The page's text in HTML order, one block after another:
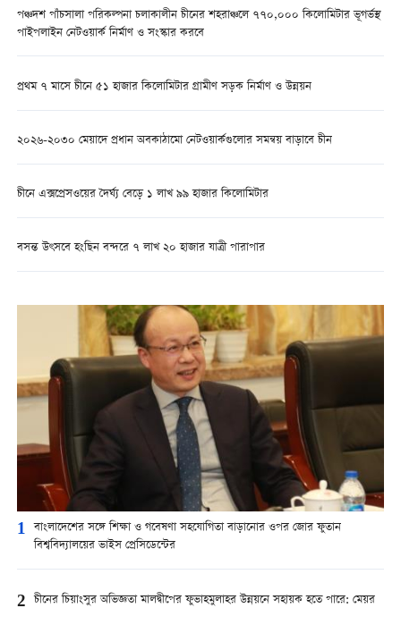
পঞ্চদশ পাঁচসালা পরিকল্পনা চলাকালীন চীনের শহরাঞ্চলে ৭৭০,০০০ কিলোমিটার ভূগর্ভস্থ
পাইপলাইন নেটওয়ার্ক নির্মাণ ও সংস্কার করবে
প্রথম ৭ মাসে চীনে ৫১ হাজার কিলোমিটার গ্রামীণ সড়ক নির্মাণ ও উন্নয়ন
২০২৬-২০৩০ মেয়াদে প্রধান অবকাঠামো নেটওয়ার্কগুলোর সমন্বয় বাড়াবে চীন
চীনে এক্সপ্রেসওয়ের দৈর্ঘ্য বেড়ে ১ লাখ ৯৯ হাজার কিলোমিটার
বসন্ত উৎসবে হংছিন বন্দরে ৭ লাখ ২০ হাজার যাত্রী পারাপার
1 বাংলাদেশের সঙ্গে শিক্ষা ও গবেষণা সহযোগিতা বাড়ানোর ওপর জোর ফুতান
বিশ্ববিদ্যালয়ের ভাইস প্রেসিডেন্টের
2 চীনের চিয়াংসুর অভিজ্ঞতা মালদ্বীপের ফুভাহমুলাহর উন্নয়নে সহায়ক হতে পারে: মেয়র